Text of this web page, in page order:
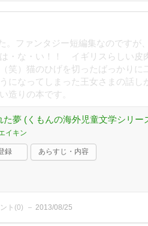
。ファンタジー短編集なのですが
・な・い！！ イギリスらしい皮
笑）猫のひげを切ったばっかりに
になってしまった王女さまの話し
造りの本です。
た夢 (くもんの海外児童文学シリー
イキン
録 あらすじ・内容
ト(0) 2013/08/25